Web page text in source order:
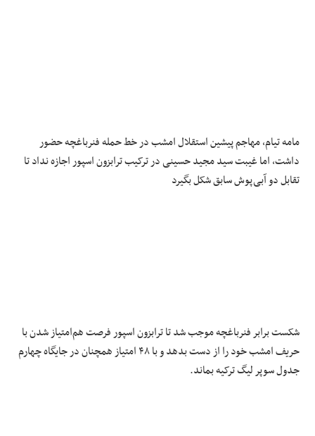
مامه تیام، مهاجم پیشین استقلال امشب در خط حمله فنرباغچه حضور
داشت، اما غیبت سید مجید حسینی در ترکیب ترابزون اسپور اجازه نداد تا
تقابل دو آبی‌پوش سابق شکل بگیرد
شکست برابر فنرباغچه موجب شد تا ترابزون اسپور فرصت هم‌امتیاز شدن با
حریف امشب خود را از دست بدهد و با ۴۸ امتیاز همچنان در جایگاه چهارم
جدول سوپر لیگ ترکیه بماند.